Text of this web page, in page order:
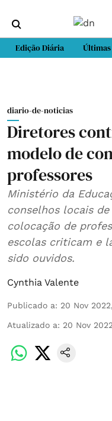
Edição Diária Últimas
diario-de-noticias
Diretores
modelo de
professores
Ministério da
conselhos locais
colocação de
escolas criticam e
sido ouvidos.
Cynthia Valente
Publicado a: 20 Nov
Atualizado a: 20 Nov